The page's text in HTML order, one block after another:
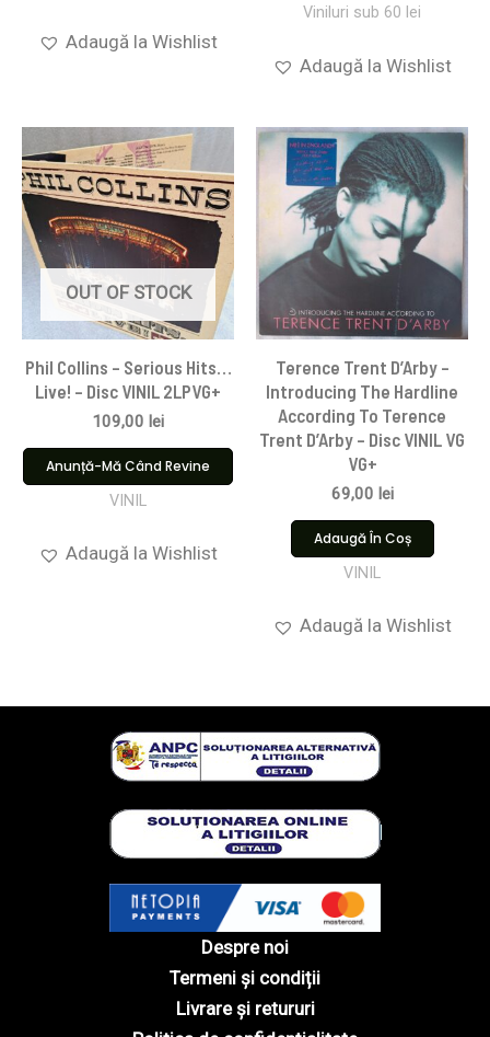
Adaugă la Wishlist
Viniluri sub 60 lei
Adaugă la Wishlist
OUT OF STOCK
Phil Collins – Serious Hits…
Live! – Disc VINIL 2LPVG+
109,00 lei
Anunță-Mă Când Revine
VINIL
Adaugă la Wishlist
Terence Trent D’Arby –
Introducing The Hardline
According To Terence
Trent D’Arby – Disc VINIL VG
VG+
69,00 lei
Adaugă În Coș
VINIL
Adaugă la Wishlist
Despre noi
Termeni și condiții
Livrare și retururi